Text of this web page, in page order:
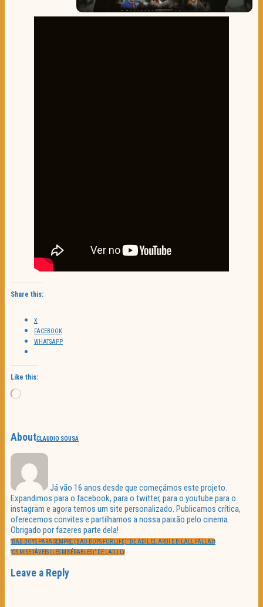
Share this:
X
FACEBOOK
WHATSAPP
Like this:
Loading…
AboutCLAUDIO SOUSA
Já vão 16 anos desde que começámos este projeto.
Expandimos para o facebook, para o twitter, para o youtube para o
instagram e agora temos um site personalizado. Publicamos crítica,
oferecemos convites e partilhamos a nossa paixão pelo cinema.
Obrigado por fazeres parte dela!
Navegação
de
artigos
PREVIOUS
POST:
“BAD BOYS PARA SEMPRE (BAD BOYS FOR LIFE)” DE ADIL EL ARBI E BILALL FALLAH
NEXT
POST:
“OS MISERÁVEIS (LES MISÉRABLES)” DE LADJ LY
Leave a Reply